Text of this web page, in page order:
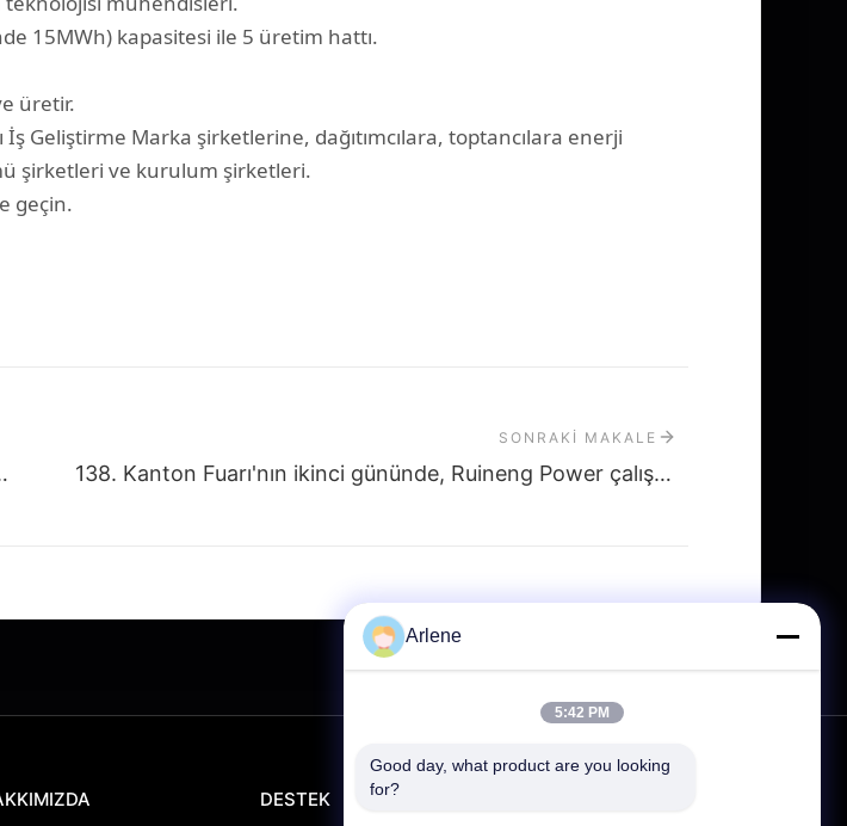
15MWh) kapasitesi ile 5 üretim hattı.
üretir.
Geliştirme Marka şirketlerine, dağıtımcılara, toptancılara enerji
şirketleri ve kurulum şirketleri.
geçin.
Sağlayıcınız
SONRAKI MAKALE
138. Kanton Fuarı'nın ikinci gününde, Ruineng Power çalışmalarına devam etti
DESTEK
Arlene
5:42 PM
Good day, what product are you looking
for?